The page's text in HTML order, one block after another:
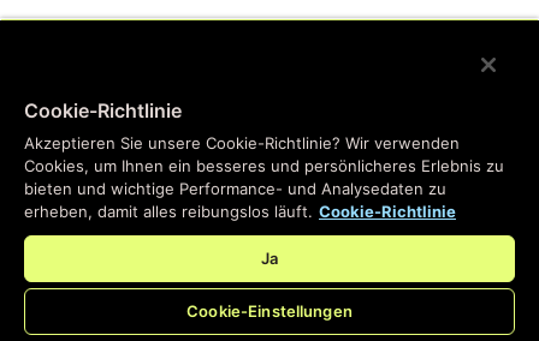
Verhindern Sie, dass KI-Bots Website-Inhalte
scrapen
Cookie-Richtlinie
Akzeptieren Sie unsere Cookie-Richtlinie? Wir verwenden
Cookies, um Ihnen ein besseres und persönlicheres Erlebnis zu
bieten und wichtige Performance- und Analysedaten zu
erheben, damit alles reibungslos läuft. Cookie-Richtlinie
Ja
Cookie-Einstellungen